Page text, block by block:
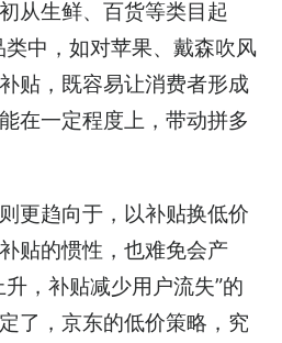
从生鲜、百货等类目起
中，如对苹果、戴森吹风
贴，既容易让消费者形成
在一定程度上，带动拼多
更趋向于，以补贴换低价
贴的惯性，也难免会产
，补贴减少用户流失”的
了，京东的低价策略，究